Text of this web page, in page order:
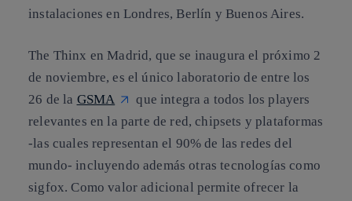
instalaciones en Londres, Berlín y Buenos Aires.
The Thinx en Madrid, que se inaugura el próximo 2
de noviembre, es el único laboratorio de entre los
26 de la GSMA
que integra a todos los players
relevantes en la parte de red, chipsets y plataformas
-las cuales representan el 90% de las redes del
mundo- incluyendo además otras tecnologías como
sigfox. Como valor adicional permite ofrecer la